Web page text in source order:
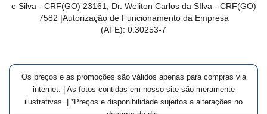
e Silva - CRF(GO) 23161; Dr. Weliton Carlos da SIlva - CRF(GO)
7582 |Autorização de Funcionamento da Empresa
(AFE): 0.30253-7
Os preços e as promoções são válidos apenas para compras via
internet. | As fotos contidas em nosso site são meramente
ilustrativas. | *Preços e disponibilidade sujeitos a alterações no